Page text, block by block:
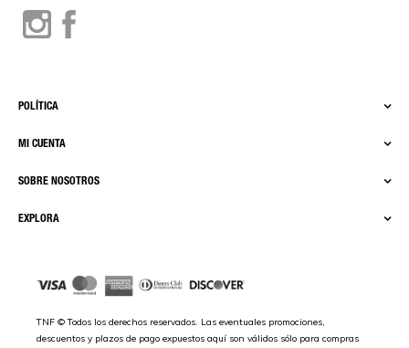
EXPLORA
SOBRE NOSOTROS
MI CUENTA
POLÍTICA
TNF © Todos los derechos reservados. Las eventuales promociones,
descuentos y plazos de pago expuestos aquí son válidos sólo para compras